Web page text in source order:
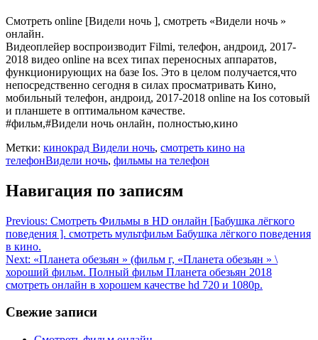
Смотреть online [Видели ночь ], смотреть «Видели ночь »
онлайн.
Видеоплейер воспроизводит Filmi, телефон, андроид, 2017-
2018 видео online на всех типах переносных аппаратов,
функционирующих на базе Ios. Это в целом получается,что
непосредственно сегодня в силах просматривать Кино,
мобильный телефон, андроид, 2017-2018 online на Ios сотовый
и планшете в оптимальном качестве.
#фильм,#Видели ночь онлайн, полностью,кино
Метки: кинокрад Видели ночь, смотреть кино на
телефонВидели ночь, фильмы на телефон
Навигация по записям
Previous: Смотреть Фильмы в HD онлайн [Бабушка лёгкого
поведения ]. смотреть мультфильм Бабушка лёгкого поведения
в кинo.
Next: «Планета обезьян » (фильм г, «Планета обезьян » \
хороший фильм. Полный фильм Планета обезьян 2018
смотреть онлайн в хорошем качестве hd 720 и 1080p.
Свежие записи